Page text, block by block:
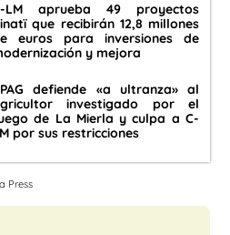
LM aprueba 49 proyectos
que recibirán 12,8 millones
euros para inversiones de
y mejora
defiende «a ultranza» al
investigado por el
de La Mierla y culpa a C-
por sus restricciones
Press